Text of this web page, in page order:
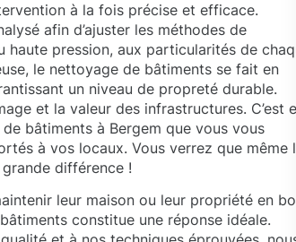
à la fois précise et efficace.
afin d’ajuster les méthodes de
haute pression, aux particularités de
le nettoyage de bâtiments se fait en
un niveau de propreté durable.
et la valeur des infrastructures. C’est
bâtiments à Bergem que vous vous
à vos locaux. Vous verrez que même
différence !
leur maison ou leur propriété en
constitue une réponse idéale.